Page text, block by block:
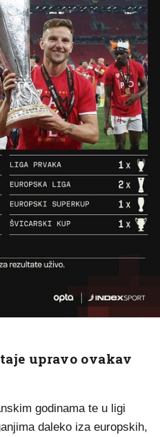
upravo ovakav
godinama te u ligi
daleko iza europskih,